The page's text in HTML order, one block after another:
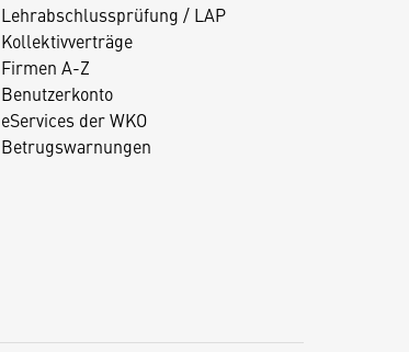
Lehrabschlussprüfung / LAP
Kollektivverträge
Firmen A-Z
Benutzerkonto
eServices der WKO
Betrugswarnungen